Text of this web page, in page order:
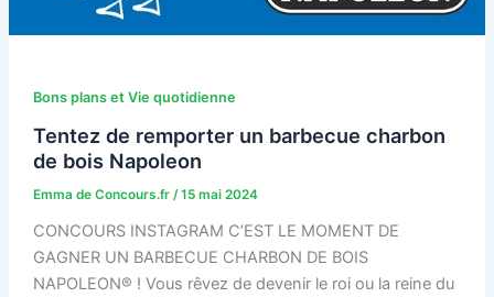
Bons plans et Vie quotidienne
Tentez de remporter un barbecue charbon
de bois Napoleon
Emma de Concours.fr /15 mai 2024
CONCOURS INSTAGRAM C’EST LE MOMENT DE
GAGNER UN BARBECUE CHARBON DE BOIS
NAPOLEON® ! Vous rêvez de devenir le roi ou la reine du